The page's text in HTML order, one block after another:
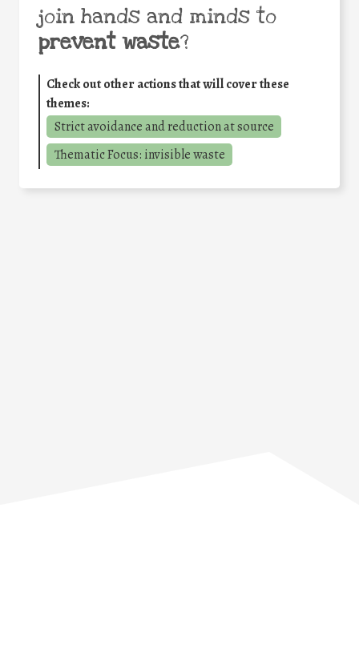
join hands and minds to
prevent waste?
Check out other actions that will cover these
themes:
Strict avoidance and reduction at source
Thematic Focus: invisible waste